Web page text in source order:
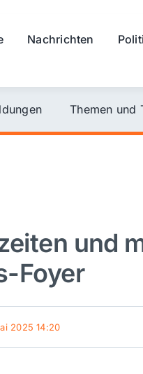
Nachrichten
Themen und
und
Foyer
2025 14:20